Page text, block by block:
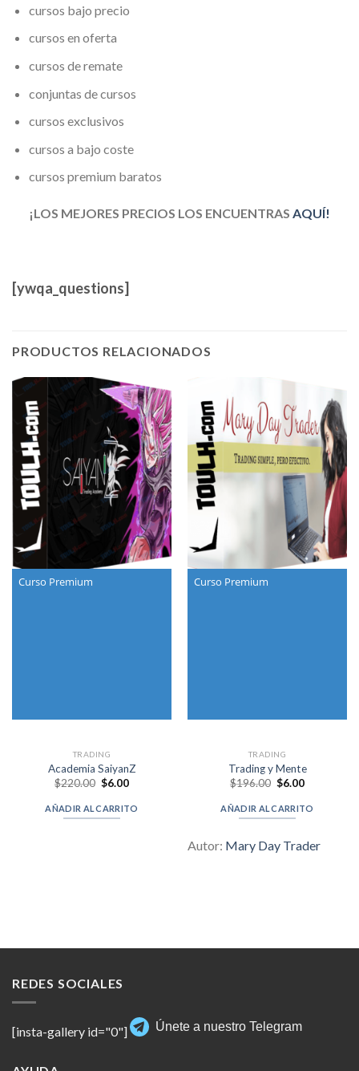
cursos bajo precio
cursos en oferta
cursos de remate
conjuntas de cursos
cursos exclusivos
cursos a bajo coste
cursos premium baratos
¡LOS MEJORES PRECIOS LOS ENCUENTRAS AQUÍ!
[ywqa_questions]
PRODUCTOS RELACIONADOS
Curso Premium
TRADING
Academia SaiyanZ
$220.00 Original
was:
$220.00.
$6.00Current
is:
$6.00.
AÑADIR AL CARRITO
Curso Premium
TRADING
Trading y Mente
$196.00 Original
was:
$196.00.
$6.00Current
is:
$6.00.
AÑADIR AL CARRITO
Autor: Mary Day Trader
REDES SOCIALES
[insta-gallery id="0"] Únete a nuestro Telegram